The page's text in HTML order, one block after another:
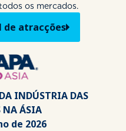
os mercados.
de atracções
INDÚSTRIA DAS
NA ÁSIA
de 2026